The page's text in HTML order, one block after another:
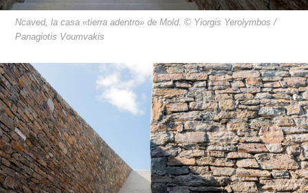
Ncaved, la casa «tierra adentro» de Mold. © Yiorgis Yerolymbos /
Panagiotis Voumvakis